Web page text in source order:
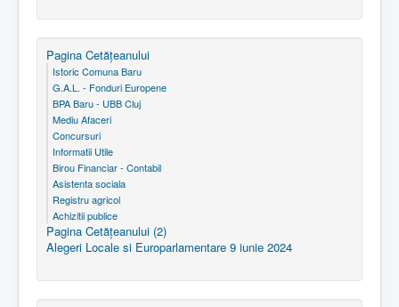
Pagina Cetăţeanului
Istoric Comuna Baru
G.A.L. - Fonduri Europene
BPA Baru - UBB Cluj
Mediu Afaceri
Concursuri
Informatii Utile
Birou Financiar - Contabil
Asistenta sociala
Registru agricol
Achizitii publice
Pagina Cetăţeanului (2)
Alegeri Locale si Europarlamentare 9 iunie 2024